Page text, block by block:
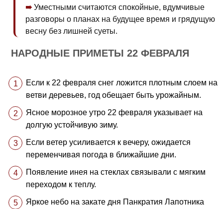
Уместными считаются спокойные, вдумчивые
разговоры о планах на будущее время и грядущую
весну без лишней суеты.
НАРОДНЫЕ ПРИМЕТЫ 22 ФЕВРАЛЯ
Если к 22 февраля снег ложится плотным слоем на
ветви деревьев, год обещает быть урожайным.
Ясное морозное утро 22 февраля указывает на
долгую устойчивую зиму.
Если ветер усиливается к вечеру, ожидается
переменчивая погода в ближайшие дни.
Появление инея на стеклах связывали с мягким
переходом к теплу.
Яркое небо на закате дня Панкратия Лапотника